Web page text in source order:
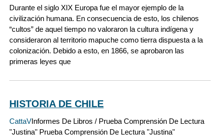
Durante el siglo XIX Europa fue el mayor ejemplo de la
civilización humana. En consecuencia de esto, los chilenos
“cultos” de aquel tiempo no valoraron la cultura indígena y
consideraron al territorio mapuche como tierra dispuesta a la
colonización. Debido a esto, en 1866, se aprobaron las
primeras leyes que
HISTORIA DE CHILE
CattaVInformes De Libros / Prueba Comprensión De Lectura
"Justina" Prueba Comprensión De Lectura "Justina"